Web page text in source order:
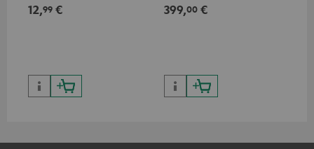
appareils équipés de prises
12,99 €
un excellent rapport qualité
399,00 €